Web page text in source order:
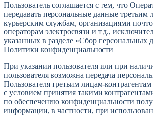
Пользователь соглашается с тем, что
передавать персональные данные третьим
курьерским службам, организациями
операторам электросвязи и т.д.,
указанных в разделе «Сбор персональных
Политики конфиденциальности
При указании пользователя или при
пользователя возможна передача
Пользователя третьим лицам-
с условием принятия такими
по обеспечению конфиденциальности
информации, в частности, при